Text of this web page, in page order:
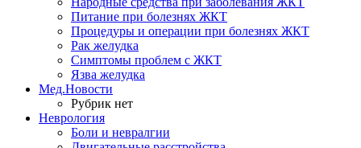
Питание при болезнях ЖКТ
Процедуры и операции при болезнях ЖКТ
Рак желудка
Симптомы проблем с ЖКТ
Язва желудка
Мед.Новости
Рубрик нет
Неврология
Боли и невралгии